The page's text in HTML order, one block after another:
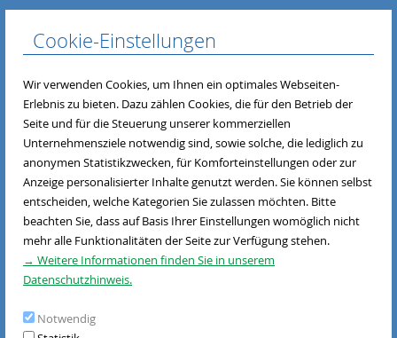
Cookie-Einstellungen
Wir verwenden Cookies, um Ihnen ein optimales Webseiten-
Erlebnis zu bieten. Dazu zählen Cookies, die für den Betrieb der
Seite und für die Steuerung unserer kommerziellen
Unternehmensziele notwendig sind, sowie solche, die lediglich zu
anonymen Statistikzwecken, für Komforteinstellungen oder zur
Anzeige personalisierter Inhalte genutzt werden. Sie können selbst
entscheiden, welche Kategorien Sie zulassen möchten. Bitte
beachten Sie, dass auf Basis Ihrer Einstellungen womöglich nicht
mehr alle Funktionalitäten der Seite zur Verfügung stehen.
→ Weitere Informationen finden Sie in unserem
Datenschutzhinweis.
Notwendig
diese bitte
sobald wie möglich, jedoch spätestens bis zum Fristablauf am
26.07.2017, 12:00 Uhr schriftlich (Post oder E-Mail) mit.
Falls Sie keine Anmerkungen haben, bitten wir Sie, den
Abstimmungsbogen in
beiliegendem Rückumschlag an die Geschäftsstelle der LAG ausgefüllt
und
unterschrieben bis spätestens 26.07.2017 (Poststempel) zurück zu
senden.
Bitte beachten Sie, dass wir eine Abstimmung per E-Mail nicht
annehmen können!